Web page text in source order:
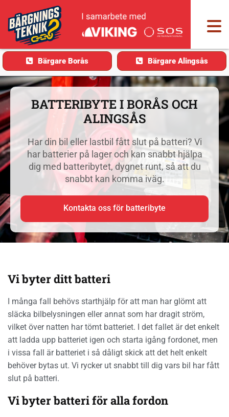
Bärgare Borås Bärgare Alingsås
BATTERIBYTE I BORÅS OCH
ALINGSÅS
Har din bil eller lastbil fått slut på batteri? Vi
har batterier på lager och kan snabbt hjälpa
dig med batteribytet, dygnet runt, så att du
snabbt kan komma iväg.
Kontakta oss för batteribyte
Vi byter ditt batteri
I många fall behövs starthjälp för att man har glömt att
släcka bilbelysningen eller annat som har dragit ström,
vilket över natten har tömt batteriet. I det fallet är det enkelt
att ladda upp batteriet igen och starta igång fordonet, men
i vissa fall är batteriet i så dåligt skick att det helt enkelt
behöver bytas ut. Vi rycker ut snabbt till dig vars bil har fått
slut på batteri.
Vi byter batteri för alla fordon